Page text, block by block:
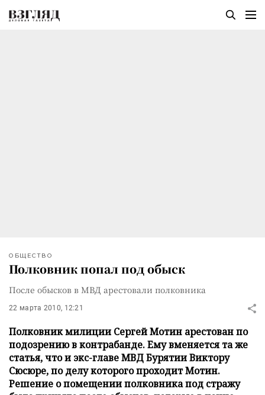
ОБЩЕСТВО
Полковник попал под обыск
После обысков в МВД арестовали полковника
22 марта 2010, 12:21
Полковник милиции Сергей Мотин арестован по
подозрению в контрабанде. Ему вменяется та же
статья, что и экс-главе МВД Бурятии Виктору
Сюсюре, по делу которого проходит Мотин.
Решение о помещении полковника под стражу